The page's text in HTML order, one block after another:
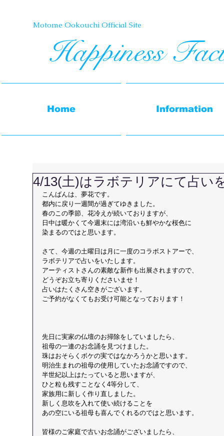
4/13(土)はラボテリアにて占い
こんばんは、夢花です。
都内に戻り一週間が過ぎてゆきました。
春のこの季節、花冷えが続いておりますが、
日中は暖かくて今週末には湾沿いも鮮やかな桜色に
染まるのではと思います。
さて、今週の土曜日は月に一度のコラボストアーで、
ラボテリアで占いをいたします。
アーティストさんの素敵な新作も出展されますので、
どうぞお立ち寄りくださいませ！
占いはたくさん空きがございます。
ご予約がなくてもお受け可能となっております！
先日に実家の仏壇のお掃除をしていましたら、
祖母の一連のお念誦を見つけました。
珠はおそらくボケの実ではなかろうかと思います。
明治生まれの祖母の使用していたお念誦ですので、
半世紀以上はたっていると思いますが、
ひと粒も残すことなく4等分して、
家族用に新しく作り直しました。
新しく息吹を入れて使い続けることを
あの空にいる祖母も喜んでくれるのではと思います。
皆様のご家庭で古いお念誦がございましたら、
Home Information
Motome Ookouchi Official Site​
Happiness